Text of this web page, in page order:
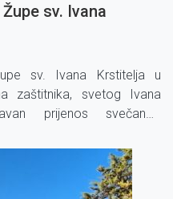
sv. Ivana
sv. Ivana Krstitelja u
zaštitnika, svetog Ivana
prijenos svečanog